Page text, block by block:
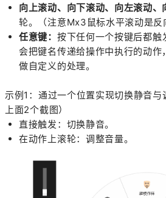
向上滚动、向下滚动、向左滚动、
轮。（注意Mx3鼠标水平滚动是反
任意键： 按下任何一个按键后都
会把键名传递给操作中执行的动作
做自定义的处理。
示例1：通过一个位置实现切换静音
上面2个截图）
直接触发：切换静音。
在动作上滚轮：调整音量。